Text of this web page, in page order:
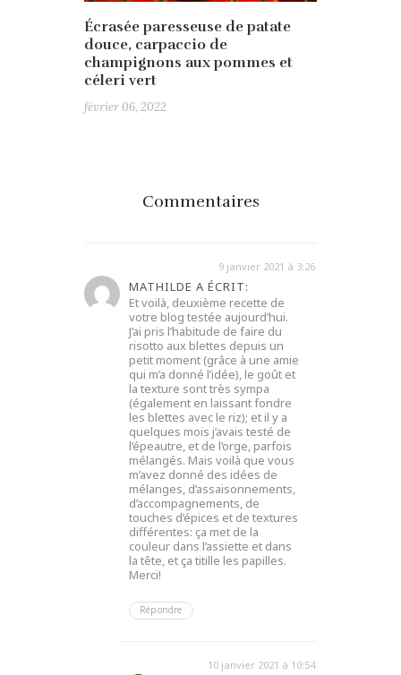
Écrasée paresseuse de patate
douce, carpaccio de
champignons aux pommes et
céleri vert
février 06, 2022
Commentaires
MATHILDE A ÉCRIT:
9 janvier 2021 à 3:26
Et voilà, deuxième recette de
votre blog testée aujourd’hui.
J’ai pris l’habitude de faire du
risotto aux blettes depuis un
petit moment (grâce à une amie
qui m’a donné l’idée), le goût et
la texture sont très sympa
(également en laissant fondre
les blettes avec le riz); et il y a
quelques mois j’avais testé de
l’épeautre, et de l’orge, parfois
mélangés. Mais voilà que vous
m’avez donné des idées de
mélanges, d’assaisonnements,
d’accompagnements, de
touches d’épices et de textures
différentes: ça met de la
couleur dans l’assiette et dans
la tête, et ça titille les papilles.
Merci!
Répondre
10 janvier 2021 à 10:54